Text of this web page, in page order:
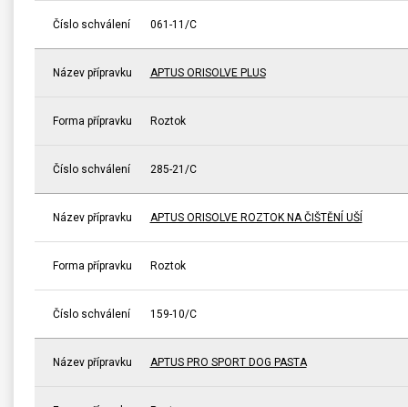
Číslo schválení 061-11/C
Název přípravku APTUS ORISOLVE PLUS
Forma přípravku Roztok
Číslo schválení 285-21/C
Název přípravku APTUS ORISOLVE ROZTOK NA ČIŠTĚNÍ UŠÍ
Forma přípravku Roztok
Číslo schválení 159-10/C
Název přípravku APTUS PRO SPORT DOG PASTA